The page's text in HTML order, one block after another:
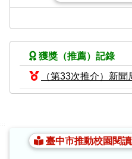
獲獎（推薦）記錄
（第33次推介）新
臺中市推動校園閱